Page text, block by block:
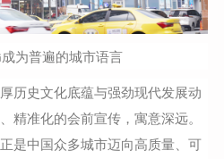
为普遍的城市语言
历史文化底蕴与强劲现代发展动
精准化的会前宣传，寓意深远。
是中国众多城市迈向高质量、可